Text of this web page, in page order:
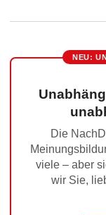
NEU:
Die
viele – aber
wir Sie,